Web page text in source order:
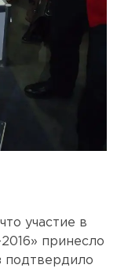
участие в
принесло
подтвердило